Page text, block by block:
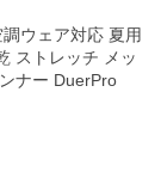
ウェア対応 夏用
ストレッチ メッ
ナー DuerPro